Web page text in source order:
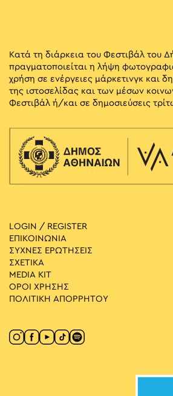
Κατά τη διάρκεια του Φεστιβάλ του
πραγματοποιείται η λήψη
χρήση σε ενέργειες μάρκετινγκ και
της ιστοσελίδας και των μέσων
Φεστιβάλ ή/και σε δημοσιεύσεις
LOGIN / REGISTER
ΕΠΙΚΟΙΝΩΝΙΑ
ΣΥΧΝΕΣ ΕΡΩΤΗΣΕΙΣ
ΣΧΕΤΙΚΑ
MEDIA ΚIT
ΟΡΟΙ ΧΡΗΣΗΣ
ΠΟΛΙΤΙΚΗ ΑΠΟΡΡΗΤΟΥ